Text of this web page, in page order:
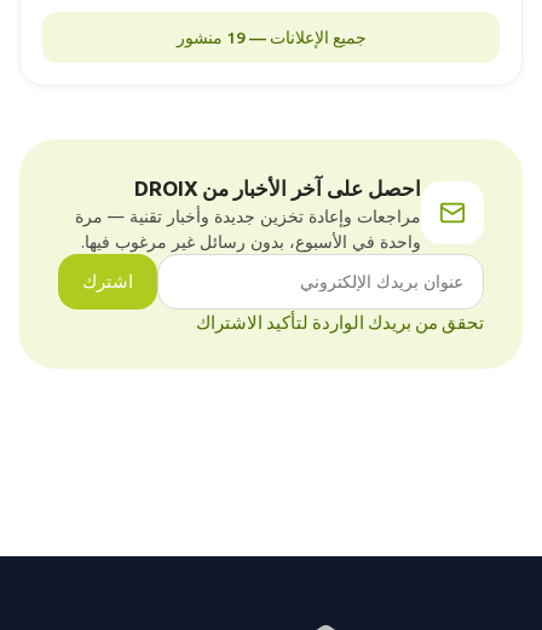
جميع الإعلانات — 19 منشور
احصل على آخر الأخبار من DROIX
مراجعات وإعادة تخزين جديدة وأخبار تقنية — مرة
واحدة في الأسبوع، بدون رسائل غير مرغوب فيها.
اشترك
تحقق من بريدك الواردة لتأكيد الاشتراك